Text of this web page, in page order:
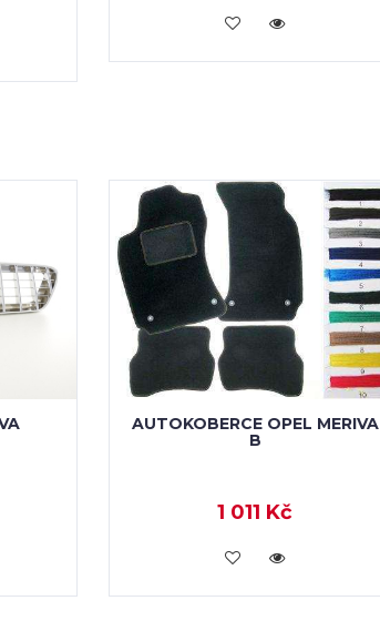
KOUPIT
AUTOKOBERCE OPEL MERIVA
B
1 011 Kč
KOUPIT